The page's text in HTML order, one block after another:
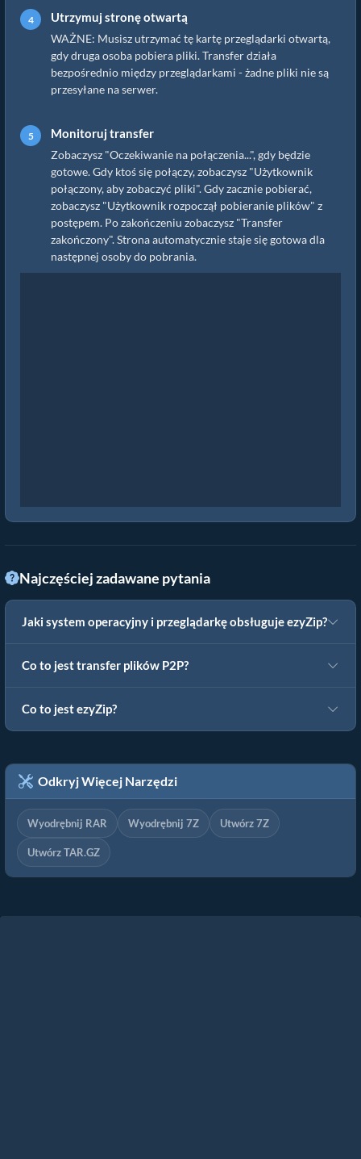
Utrzymuj stronę otwartą
WAŻNE: Musisz utrzymać tę kartę przeglądarki otwartą,
gdy druga osoba pobiera pliki. Transfer działa
bezpośrednio między przeglądarkami - żadne pliki nie są
przesyłane na serwer.
Monitoruj transfer
Zobaczysz "Oczekiwanie na połączenia...", gdy będzie
gotowe. Gdy ktoś się połączy, zobaczysz "Użytkownik
połączony, aby zobaczyć pliki". Gdy zacznie pobierać,
zobaczysz "Użytkownik rozpoczął pobieranie plików" z
postępem. Po zakończeniu zobaczysz "Transfer
zakończony". Strona automatycznie staje się gotowa dla
następnej osoby do pobrania.
Najczęściej zadawane pytania
Jaki system operacyjny i przeglądarkę obsługuje ezyZip?
Co to jest transfer plików P2P?
Co to jest ezyZip?
Odkryj Więcej Narzędzi
Wyodrębnij RAR Wyodrębnij 7Z Utwórz 7Z
Utwórz TAR.GZ